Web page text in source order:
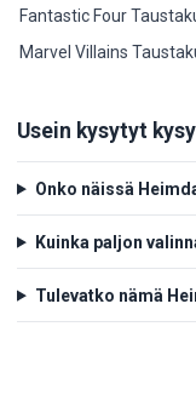
Fantastic Four
Marvel Villains
Usein kysytyt
Onko näissä
Kuinka paljon
Tulevatko nämä